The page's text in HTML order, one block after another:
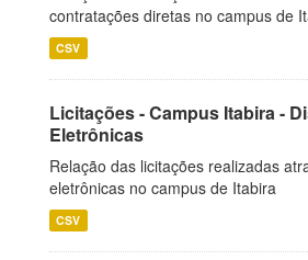
contratações diretas no campus de
CSV
Licitações - Campus Itabira -
Eletrônicas
Relação das licitações realizadas
eletrônicas no campus de Itabira
CSV